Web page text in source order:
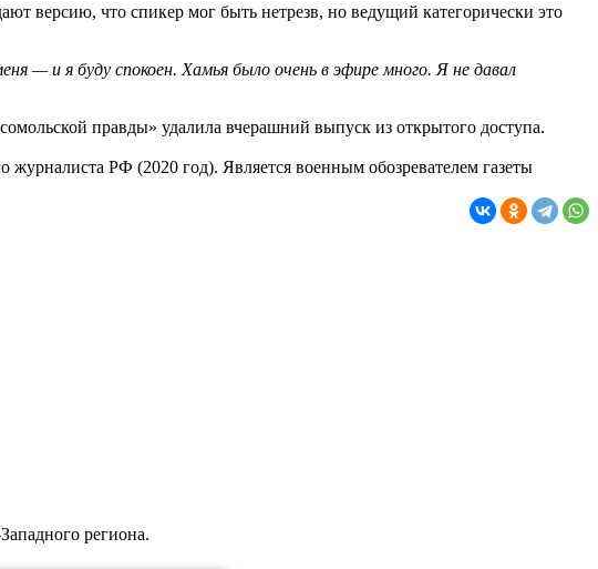
версию, что спикер мог быть нетрезв, но ведущий категорически это
— и я буду спокоен. Хамья было очень в эфире много. Я не давал
правды» удалила вчерашний выпуск из открытого доступа.
РФ (2020 год). Является военным обозревателем газеты
региона.